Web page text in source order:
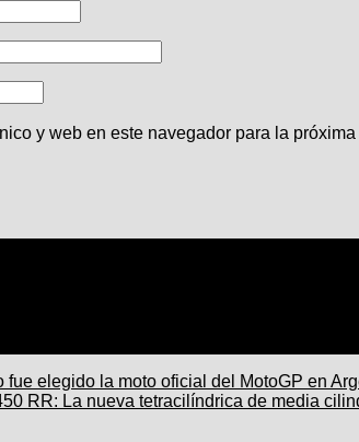
y web en este navegador para la
fue elegido la moto oficial del MotoGP en
RR: La nueva tetracilíndrica de media